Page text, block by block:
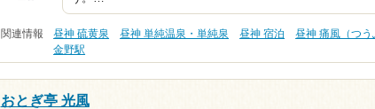
関連情報 昼神 硫黄泉 昼神 単純温泉・単純泉 昼神 宿泊 昼神 痛風（つう
金野駅
おとぎ亭 光風